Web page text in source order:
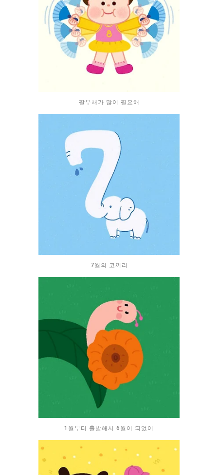
팔부채가 많이 필요해
7월의 코끼리
1월부터 출발해서 6월이 되었어